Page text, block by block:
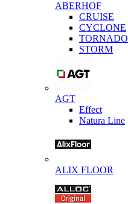
ABERHOF
CRUISE
CYCLONE
TORNADO
STORM
AGT
Effect
Natura Line
ALIX FLOOR